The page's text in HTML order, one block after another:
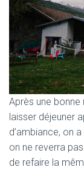
Après une
laisser déjeuner
d’ambiance, on
on ne reverra
de refaire la